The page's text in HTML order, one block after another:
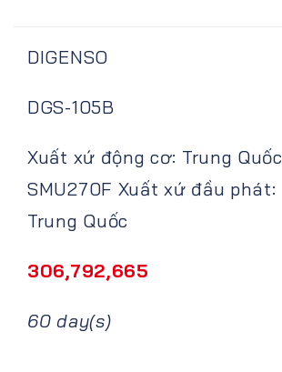
DIGENSO
DGS-105B
Xuất xứ động cơ: Trung Quốc
SMU270F Xuất xứ đầu phát:
Trung Quốc
306,792,665
60 day(s)